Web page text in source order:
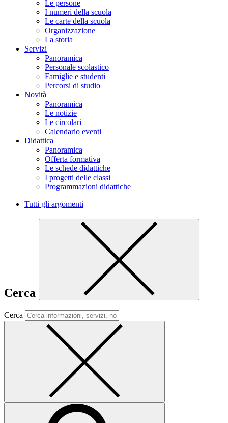
Le persone
I numeri della scuola
Le carte della scuola
Organizzazione
La storia
Servizi
Panoramica
Personale scolastico
Famiglie e studenti
Percorsi di studio
Novità
Panoramica
Le notizie
Le circolari
Calendario eventi
Didattica
Panoramica
Offerta formativa
Le schede didattiche
I progetti delle classi
Programmazioni didattiche
Tutti gli argomenti
Cerca
Cerca